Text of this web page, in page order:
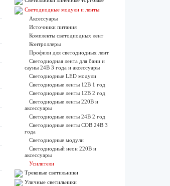
Светодиодные модули и ленты
Аксессуары
Источники питания
Комплекты светодиодных лент
Контроллеры
Профили для светодиодных лент
Светодиодная лента для бани и
сауны 24В 3 года и аксессуары
Светодиодные LED модули
Светодиодные ленты 12В 1 год
Светодиодные ленты 12В 2 год
Светодиодные ленты 220В и
аксессуары
Светодиодные ленты 24В 2 год
Светодиодные ленты COB 24В 3
года
Светодиодные модули
Светодиодный неон 220В и
аксессуары
Усилители
Трековые светильники
Уличные светильники